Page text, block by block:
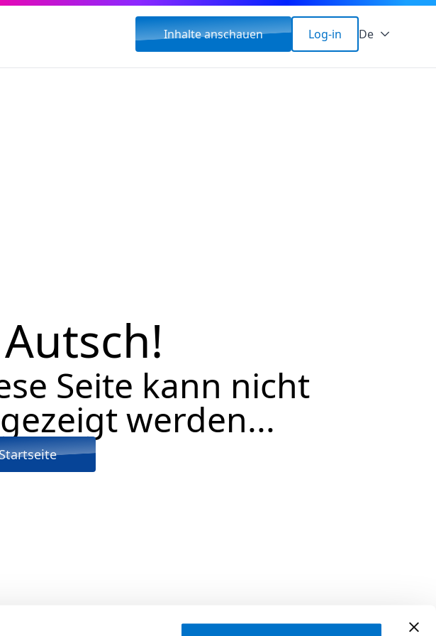
Inhalte anschauen Log-in De
Autsch!
Seite kann nicht
werden...